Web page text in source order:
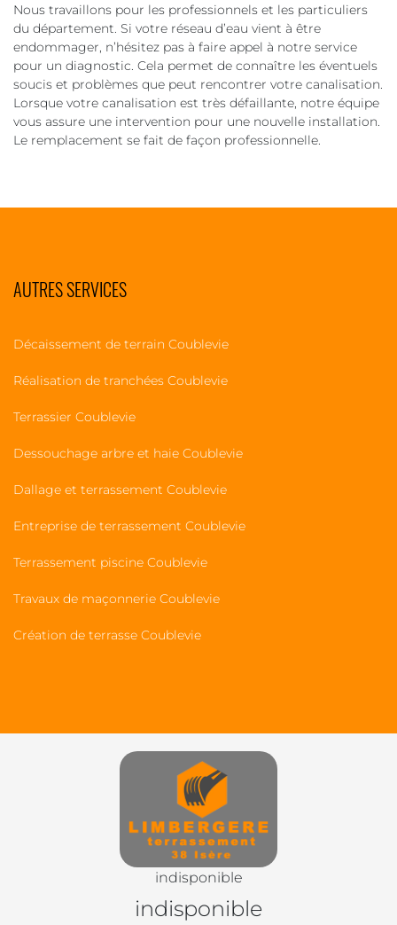
Nous travaillons pour les professionnels et les particuliers
du département. Si votre réseau d’eau vient à être
endommager, n’hésitez pas à faire appel à notre service
pour un diagnostic. Cela permet de connaître les éventuels
soucis et problèmes que peut rencontrer votre canalisation.
Lorsque votre canalisation est très défaillante, notre équipe
vous assure une intervention pour une nouvelle installation.
Le remplacement se fait de façon professionnelle.
AUTRES SERVICES
Décaissement de terrain Coublevie
Réalisation de tranchées Coublevie
Terrassier Coublevie
Dessouchage arbre et haie Coublevie
Dallage et terrassement Coublevie
Entreprise de terrassement Coublevie
Terrassement piscine Coublevie
Travaux de maçonnerie Coublevie
Création de terrasse Coublevie
indisponible
indisponible